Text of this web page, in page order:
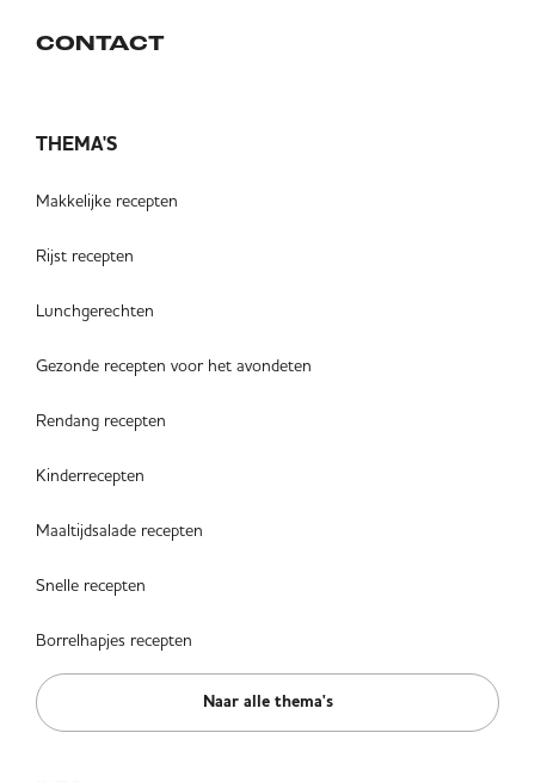
CONTACT
THEMA'S
Makkelijke recepten
Rijst recepten
Lunchgerechten
Gezonde recepten voor het avondeten
Rendang recepten
Kinderrecepten
Maaltijdsalade recepten
Snelle recepten
Borrelhapjes recepten
Naar alle thema's